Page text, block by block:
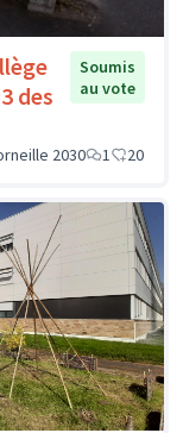
des
Soumis
au vote
2030 1 20